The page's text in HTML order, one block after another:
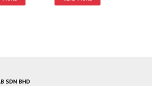
SDN BHD